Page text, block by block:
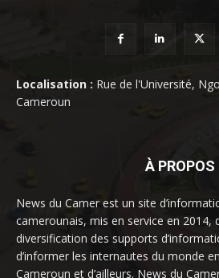
Localisation : Rue de l'Université,
Cameroun
À PROPOS
News du Camer est un site
camerounais, mis en service en 2014,
diversification des supports
d’informer les internautes du monde
Cameroun et d’ailleurs. News du